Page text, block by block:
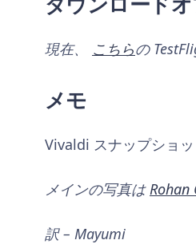
現在、 こちらの
メモ
Vivaldi スナップショ
メインの写真は Rohan
訳 – Mayumi